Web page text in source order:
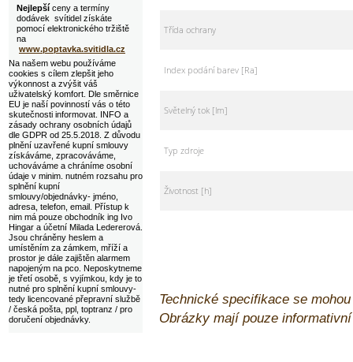
Třída ochrany
Index podání barev [Ra]
Světelný tok [lm]
Typ zdroje
Životnost [h]
Technické specifikace se
Obrázky mají pouze
Nejlepší ceny a termíny
dodávek svítidel získáte
pomocí elektronického tržiště
na
www.poptavka.svitidla.cz
Na našem webu používáme
cookies s cílem zlepšit jeho
výkonnost a zvýšit váš
uživatelský komfort. Dle směrnice
EU je naší povinností vás o této
skutečnosti informovat. INFO a
zásady ochrany osobních údajů
dle GDPR od 25.5.2018. Z důvodu
plnění uzavřené kupní smlouvy
získáváme, zpracováváme,
uchováváme a chráníme osobní
údaje v minim. nutném rozsahu pro
splnění kupní
smlouvy/objednávky- jméno,
adresa, telefon, email. Přístup k
nim má pouze obchodník ing Ivo
Hingar a účetní Milada Ledererová.
Jsou chráněny heslem a
umístěním za zámkem, mříží a
prostor je dále zajištěn alarmem
napojeným na pco. Neposkytneme
je třetí osobě, s vyjímkou, kdy je to
nutné pro splnění kupní smlouvy-
tedy licencované přepravní službě
/ česká pošta, ppl, toptranz / pro
doručení objednávky.